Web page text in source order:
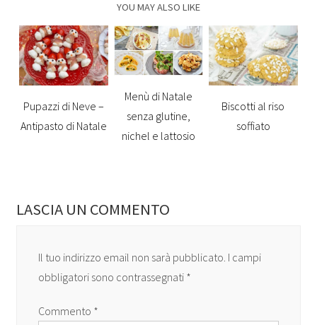
YOU MAY ALSO LIKE
Pupazzi di Neve –
Antipasto di Natale
Menù di Natale
senza glutine,
nichel e lattosio
Biscotti al riso
soffiato
LASCIA UN COMMENTO
Il tuo indirizzo email non sarà pubblicato. I campi
obbligatori sono contrassegnati *
Commento *